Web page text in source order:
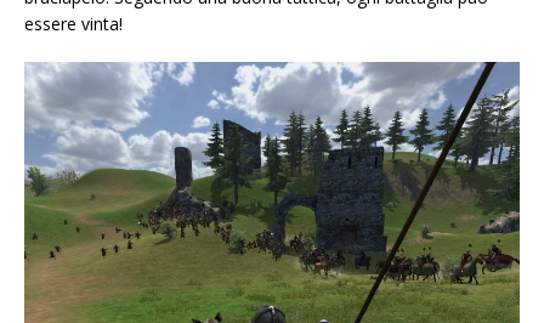
essere vinta!